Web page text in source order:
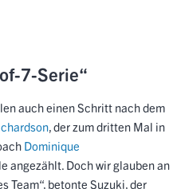
7-Serie“
auch einen Schritt nach dem
, der zum dritten Mal in
Dominique
angezählt. Doch wir glauben an
Team“, betonte Suzuki, der